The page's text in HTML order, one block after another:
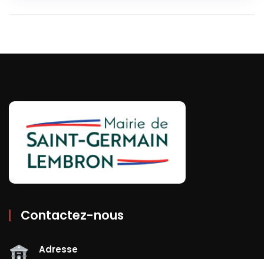
Contactez-nous
Adresse